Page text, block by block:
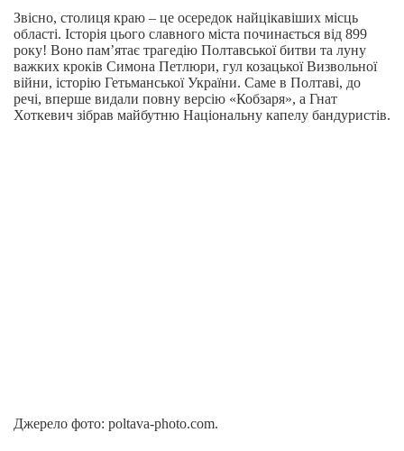
Звісно, столиця краю – це осередок найцікавіших місць
області. Історія цього славного міста починається від 899
року! Воно пам’ятає трагедію Полтавської битви та луну
важких кроків Симона Петлюри, гул козацької Визвольної
війни, історію Гетьманської України. Саме в Полтаві, до
речі, вперше видали повну версію «Кобзаря», а Гнат
Хоткевич зібрав майбутню Національну капелу бандуристів.
Джерело фото: poltava-photo.com.